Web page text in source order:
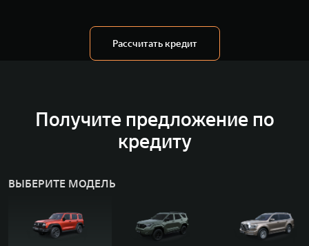
Рассчитать кредит
Получите предложение по
кредиту
ВЫБЕРИТЕ МОДЕЛЬ